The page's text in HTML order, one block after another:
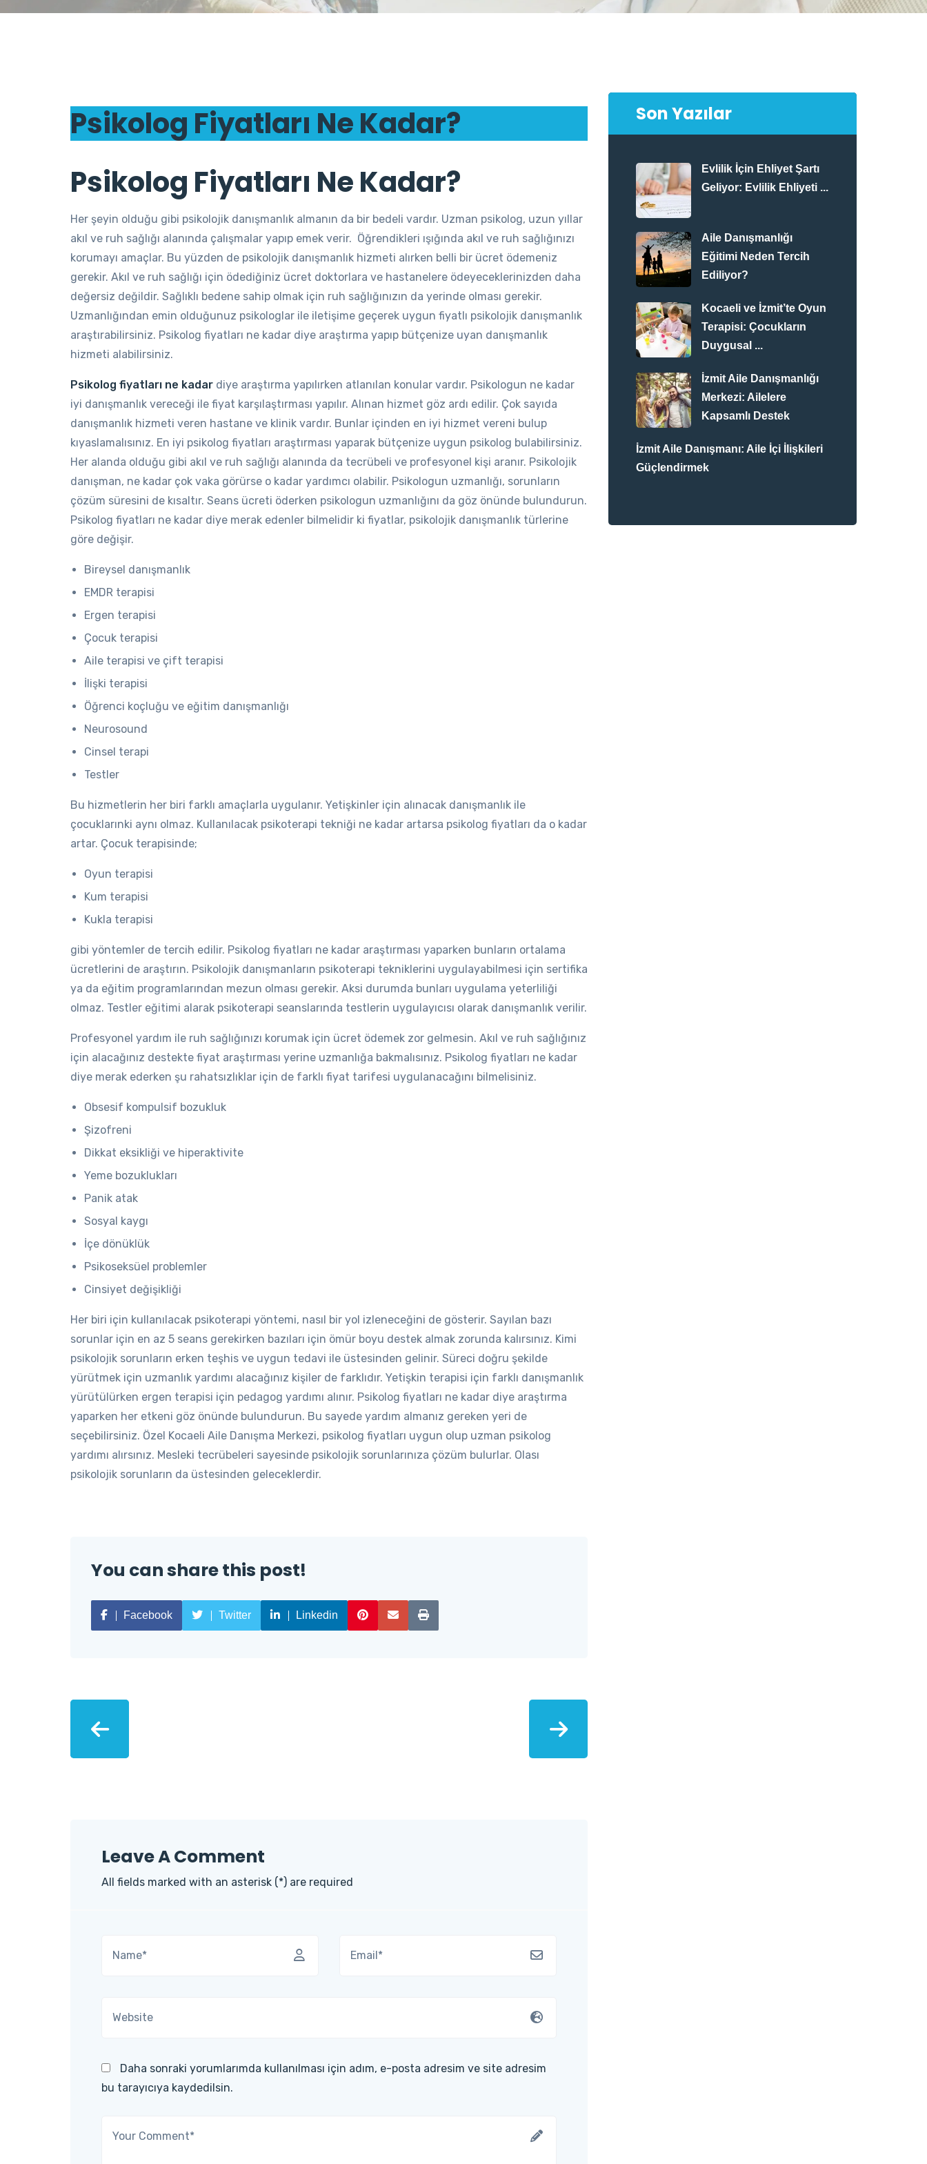
Psikolog Fiyatları Ne Kadar?
Psikolog Fiyatları Ne Kadar?
Her şeyin olduğu gibi psikolojik danışmanlık almanın da bir bedeli vardır. Uzman psikolog, uzun yıllar
akıl ve ruh sağlığı alanında çalışmalar yapıp emek verir. Öğrendikleri ışığında akıl ve ruh sağlığınızı
korumayı amaçlar. Bu yüzden de psikolojik danışmanlık hizmeti alırken belli bir ücret ödemeniz
gerekir. Akıl ve ruh sağlığı için ödediğiniz ücret doktorlara ve hastanelere ödeyeceklerinizden daha
değersiz değildir. Sağlıklı bedene sahip olmak için ruh sağlığınızın da yerinde olması gerekir.
Uzmanlığından emin olduğunuz psikologlar ile iletişime geçerek uygun fiyatlı psikolojik danışmanlık
araştırabilirsiniz. Psikolog fiyatları ne kadar diye araştırma yapıp bütçenize uyan danışmanlık
hizmeti alabilirsiniz.
Psikolog fiyatları ne kadar diye araştırma yapılırken atlanılan konular vardır. Psikologun ne kadar
iyi danışmanlık vereceği ile fiyat karşılaştırması yapılır. Alınan hizmet göz ardı edilir. Çok sayıda
danışmanlık hizmeti veren hastane ve klinik vardır. Bunlar içinden en iyi hizmet vereni bulup
kıyaslamalısınız. En iyi psikolog fiyatları araştırması yaparak bütçenize uygun psikolog bulabilirsiniz.
Her alanda olduğu gibi akıl ve ruh sağlığı alanında da tecrübeli ve profesyonel kişi aranır. Psikolojik
danışman, ne kadar çok vaka görürse o kadar yardımcı olabilir. Psikologun uzmanlığı, sorunların
çözüm süresini de kısaltır. Seans ücreti öderken psikologun uzmanlığını da göz önünde bulundurun.
Psikolog fiyatları ne kadar diye merak edenler bilmelidir ki fiyatlar, psikolojik danışmanlık türlerine
göre değişir.
Bireysel danışmanlık
EMDR terapisi
Ergen terapisi
Çocuk terapisi
Aile terapisi ve çift terapisi
İlişki terapisi
Öğrenci koçluğu ve eğitim danışmanlığı
Neurosound
Cinsel terapi
Testler
Bu hizmetlerin her biri farklı amaçlarla uygulanır. Yetişkinler için alınacak danışmanlık ile
çocuklarınki aynı olmaz. Kullanılacak psikoterapi tekniği ne kadar artarsa psikolog fiyatları da o kadar
artar. Çocuk terapisinde;
Oyun terapisi
Kum terapisi
Kukla terapisi
gibi yöntemler de tercih edilir. Psikolog fiyatları ne kadar araştırması yaparken bunların ortalama
ücretlerini de araştırın. Psikolojik danışmanların psikoterapi tekniklerini uygulayabilmesi için sertifika
ya da eğitim programlarından mezun olması gerekir. Aksi durumda bunları uygulama yeterliliği
olmaz. Testler eğitimi alarak psikoterapi seanslarında testlerin uygulayıcısı olarak danışmanlık verilir.
Profesyonel yardım ile ruh sağlığınızı korumak için ücret ödemek zor gelmesin. Akıl ve ruh sağlığınız
için alacağınız destekte fiyat araştırması yerine uzmanlığa bakmalısınız. Psikolog fiyatları ne kadar
diye merak ederken şu rahatsızlıklar için de farklı fiyat tarifesi uygulanacağını bilmelisiniz.
Obsesif kompulsif bozukluk
Şizofreni
Dikkat eksikliği ve hiperaktivite
Yeme bozuklukları
Panik atak
Sosyal kaygı
İçe dönüklük
Psikoseksüel problemler
Cinsiyet değişikliği
Her biri için kullanılacak psikoterapi yöntemi, nasıl bir yol izleneceğini de gösterir. Sayılan bazı
sorunlar için en az 5 seans gerekirken bazıları için ömür boyu destek almak zorunda kalırsınız. Kimi
psikolojik sorunların erken teşhis ve uygun tedavi ile üstesinden gelinir. Süreci doğru şekilde
yürütmek için uzmanlık yardımı alacağınız kişiler de farklıdır. Yetişkin terapisi için farklı danışmanlık
yürütülürken ergen terapisi için pedagog yardımı alınır. Psikolog fiyatları ne kadar diye araştırma
yaparken her etkeni göz önünde bulundurun. Bu sayede yardım almanız gereken yeri de
seçebilirsiniz. Özel Kocaeli Aile Danışma Merkezi, psikolog fiyatları uygun olup uzman psikolog
yardımı alırsınız. Mesleki tecrübeleri sayesinde psikolojik sorunlarınıza çözüm bulurlar. Olası
psikolojik sorunların da üstesinden geleceklerdir.
You can share this post!
Facebook Twitter Linkedin
Leave A Comment
All fields marked with an asterisk (*) are required
Daha sonraki yorumlarımda kullanılması için adım, e-posta adresim ve site adresim
bu tarayıcıya kaydedilsin.
Son Yazılar
Evlilik İçin Ehliyet Şartı
Geliyor: Evlilik Ehliyeti ...
Aile Danışmanlığı
Eğitimi Neden Tercih
Ediliyor?
Kocaeli ve İzmit’te Oyun
Terapisi: Çocukların
Duygusal ...
İzmit Aile Danışmanlığı
Merkezi: Ailelere
Kapsamlı Destek
İzmit Aile Danışmanı: Aile İçi İlişkileri
Güçlendirmek